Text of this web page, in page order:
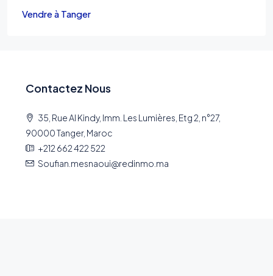
Vendre à Tanger
Contactez Nous
35, Rue Al Kindy, Imm. Les Lumières, Etg 2, n°27,
90000 Tanger, Maroc
+212 662 422 522
Soufian.mesnaoui@redinmo.ma